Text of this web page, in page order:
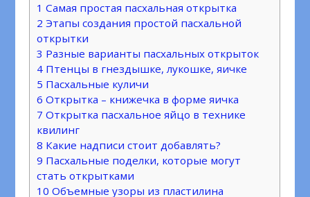
1 Самая простая пасхальная открытка
2 Этапы создания простой пасхальной
открытки
3 Разные варианты пасхальных открыток
4 Птенцы в гнездышке, лукошке, яичке
5 Пасхальные куличи
6 Открытка – книжечка в форме яичка
7 Открытка пасхальное яйцо в технике
квилинг
8 Какие надписи стоит добавлять?
9 Пасхальные поделки, которые могут
стать открытками
10 Объемные узоры из пластилина